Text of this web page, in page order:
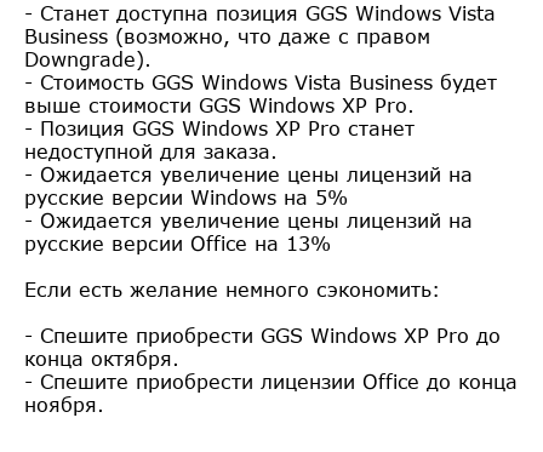
- Станет доступна позиция GGS Windows Vista
Business (возможно, что даже с правом
Downgrade).
- Стоимость GGS Windows Vista Business будет
выше стоимости GGS Windows XP Pro.
- Позиция GGS Windows XP Pro станет
недоступной для заказа.
- Ожидается увеличение цены лицензий на
русские версии Windows на 5%
- Ожидается увеличение цены лицензий на
русские версии Office на 13%
Если есть желание немного сэкономить:
- Спешите приобрести GGS Windows XP Pro до
конца октября.
- Спешите приобрести лицензии Office до конца
ноября.